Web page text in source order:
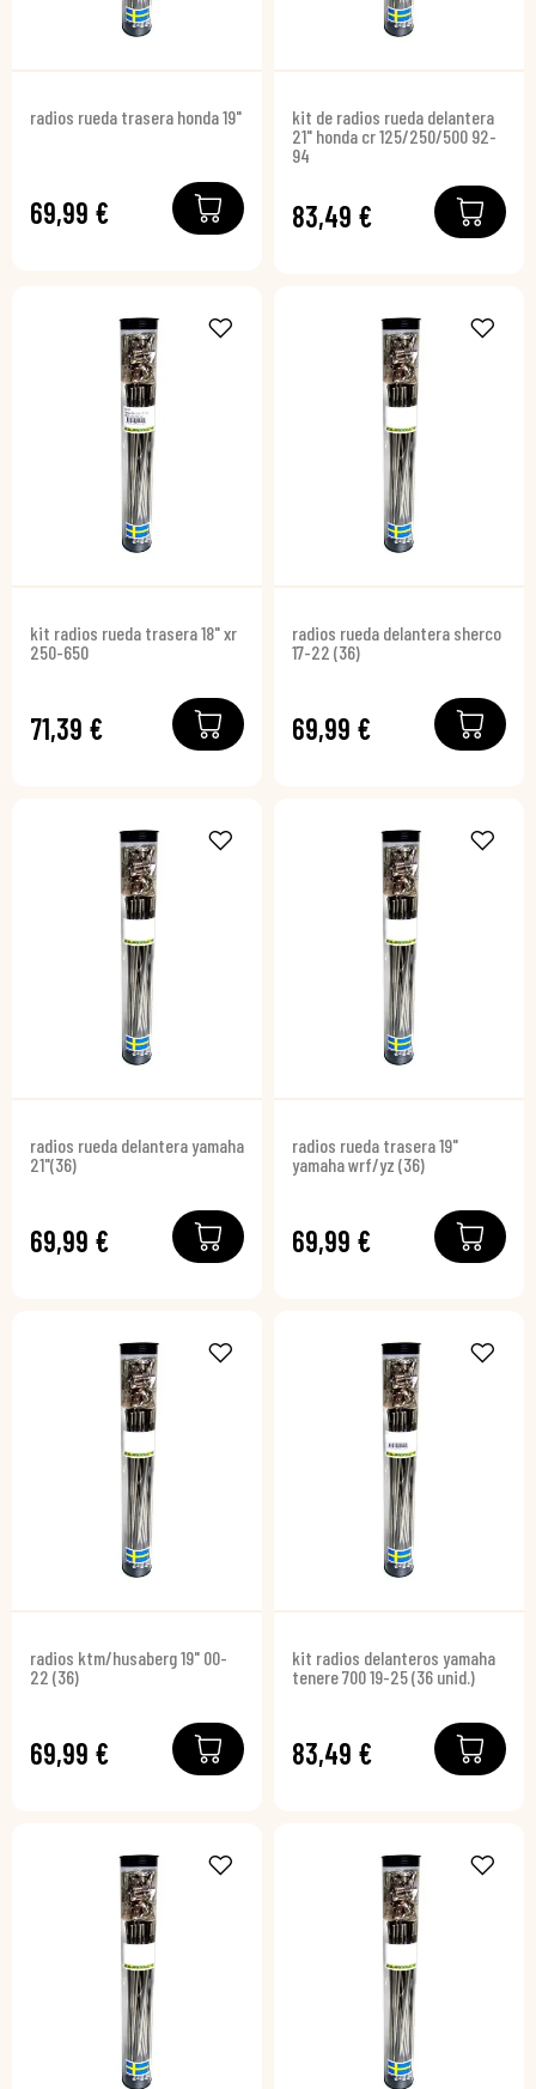
radios rueda trasera honda 19"
69,99 €
kit de radios rueda delantera
21" honda cr 125/250/500 92-
94
83,49 €
kit radios rueda trasera 18" xr
250-650
71,39 €
radios rueda delantera sherco
17-22 (36)
69,99 €
radios rueda delantera yamaha
21"(36)
69,99 €
radios rueda trasera 19"
yamaha wrf/yz (36)
69,99 €
radios ktm/husaberg 19" 00-
22 (36)
69,99 €
kit radios delanteros yamaha
tenere 700 19-25 (36 unid.)
83,49 €